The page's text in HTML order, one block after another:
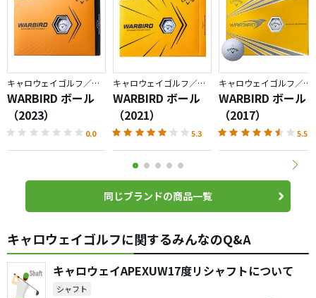
キャロウェイゴルフ／WARBIRD
WARBIRD ボール
（2023）
0.0
キャロウェイゴルフ／WARBIRD
WARBIRD ボール
（2021）
5.3
キャロウェイゴルフ／WARBIRD
WARBIRD ボール
（2017）
5.5
同じブランドの商品一覧
キャロウェイゴルフに関するみんなのQ&A
キャロウェイAPEXUW17度リシャフトについて
シャフト